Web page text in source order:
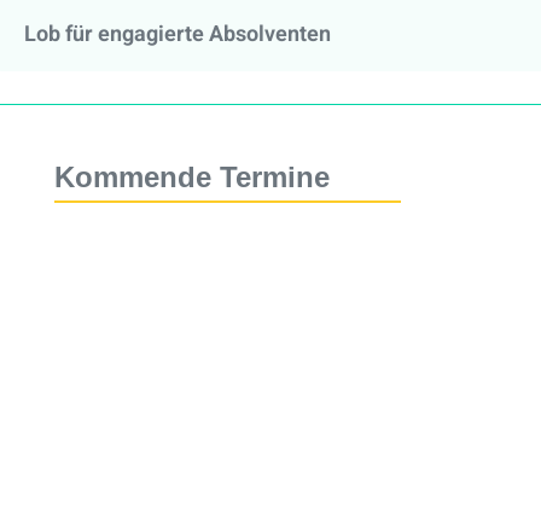
Lob für engagierte Absolventen
Kommende Termine